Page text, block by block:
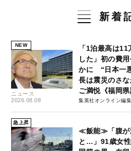
新着
NEW
ニュース
2026.08.08
「1泊最高は
した」初の費
かに “日本一
長は震災のさ
ご満悦《福岡県
集英社オンライン編
急上昇
≪飯能≫「腹が
と…」91歳女